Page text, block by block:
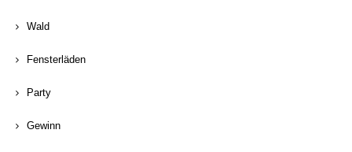
Wald
Fensterläden
Party
Gewinn